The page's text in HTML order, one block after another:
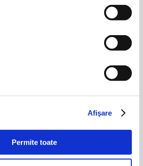
Afişare
Permite toate
plutirea invierii